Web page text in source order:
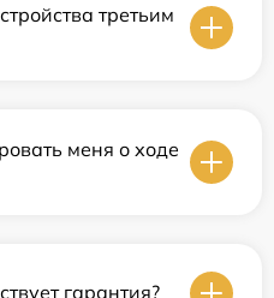
третьим
меня о ходе
гарантия?